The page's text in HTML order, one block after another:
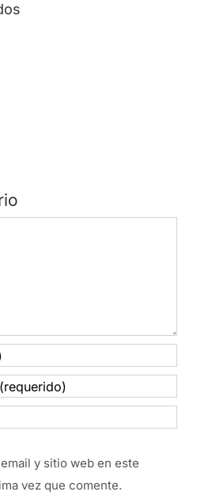
y sitio web en este
vez que comente.